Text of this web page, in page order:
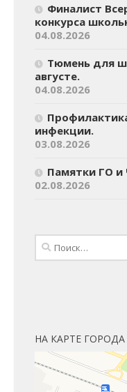
Финалист
конкурса
04.08.2026
Тюмень для
августе.
04.08.2026
инфекции.
03.08.2026
Памятки ГО и
02.08.2026
Найти:
НА КАРТЕ ГОРОДА